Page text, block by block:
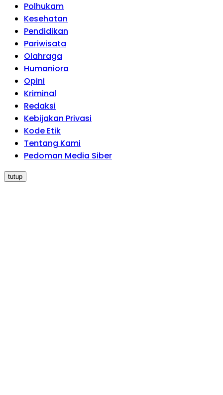
Polhukam
Kesehatan
Pendidikan
Pariwisata
Olahraga
Humaniora
Opini
Kriminal
Redaksi
Kebijakan Privasi
Kode Etik
Tentang Kami
Pedoman Media Siber
tutup